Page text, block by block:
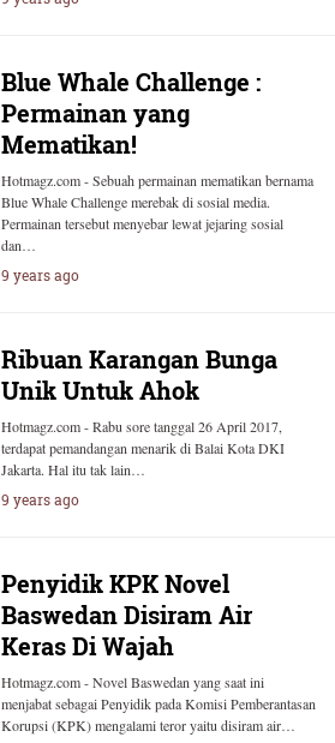
Blue Whale Challenge :
Permainan yang
Mematikan!
Hotmagz.com - Sebuah permainan mematikan bernama
Blue Whale Challenge merebak di sosial media.
Permainan tersebut menyebar lewat jejaring sosial
dan…
9 years ago
Ribuan Karangan Bunga
Unik Untuk Ahok
Hotmagz.com - Rabu sore tanggal 26 April 2017,
terdapat pemandangan menarik di Balai Kota DKI
Jakarta. Hal itu tak lain…
9 years ago
Penyidik KPK Novel
Baswedan Disiram Air
Keras Di Wajah
Hotmagz.com - Novel Baswedan yang saat ini
menjabat sebagai Penyidik pada Komisi Pemberantasan
Korupsi (KPK) mengalami teror yaitu disiram air…